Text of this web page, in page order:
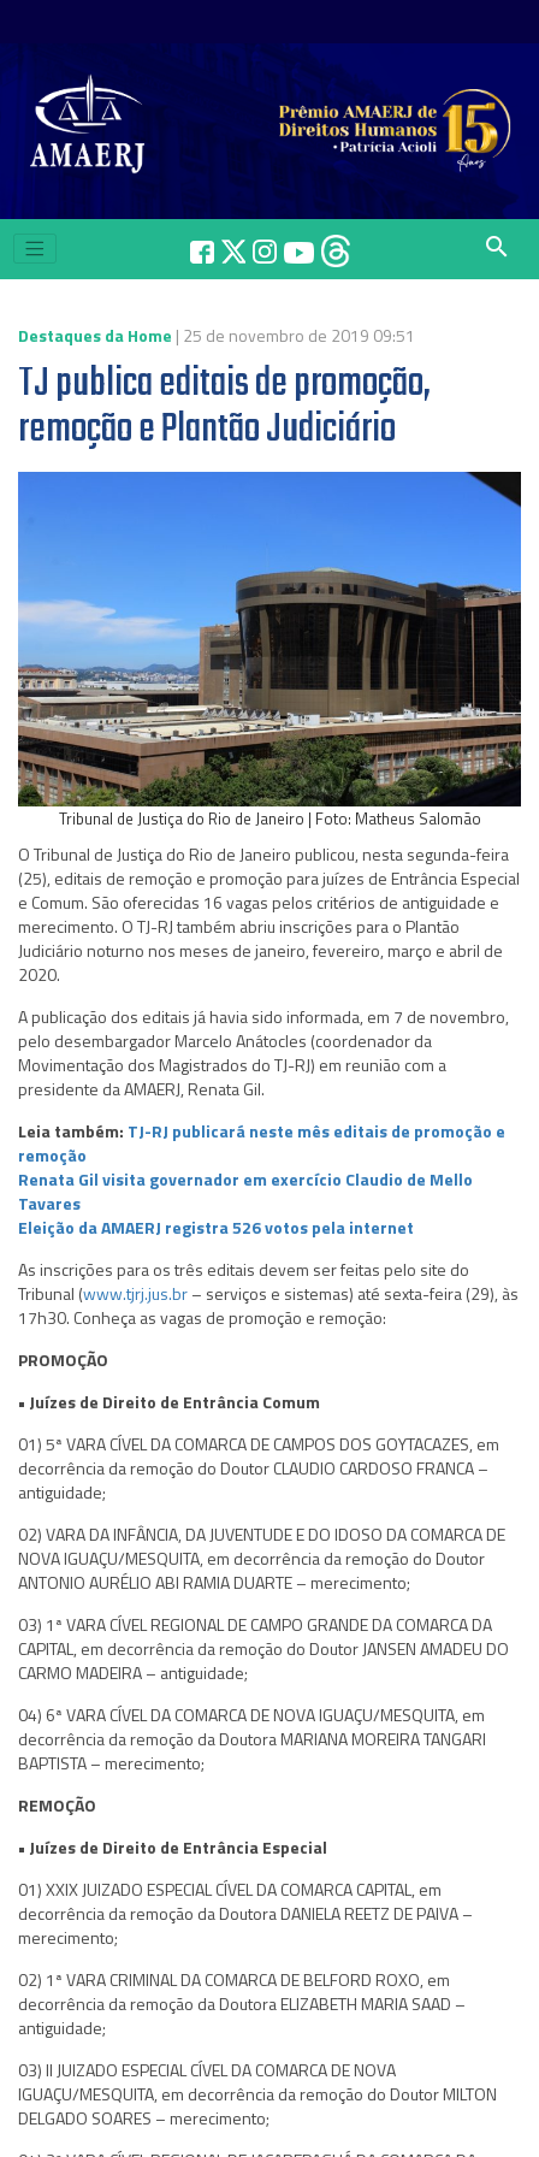
search
Destaques da Home | 25 de novembro de 2019 09:51
TJ publica editais de promoção,
remoção e Plantão Judiciário
Tribunal de Justiça do Rio de Janeiro | Foto: Matheus Salomão
O Tribunal de Justiça do Rio de Janeiro publicou, nesta segunda-feira
(25), editais de remoção e promoção para juízes de Entrância Especial
e Comum. São oferecidas 16 vagas pelos critérios de antiguidade e
merecimento. O TJ-RJ também abriu inscrições para o Plantão
Judiciário noturno nos meses de janeiro, fevereiro, março e abril de
2020.
A publicação dos editais já havia sido informada, em 7 de novembro,
pelo desembargador Marcelo Anátocles (coordenador da
Movimentação dos Magistrados do TJ-RJ) em reunião com a
presidente da AMAERJ, Renata Gil.
Leia também: TJ-RJ publicará neste mês editais de promoção e
remoção
Renata Gil visita governador em exercício Claudio de Mello
Tavares
Eleição da AMAERJ registra 526 votos pela internet
As inscrições para os três editais devem ser feitas pelo site do
Tribunal (www.tjrj.jus.br– serviços e sistemas) até sexta-feira (29), às
17h30. Conheça as vagas de promoção e remoção:
PROMOÇÃO
• Juízes de Direito de Entrância Comum
01) 5ª VARA CÍVEL DA COMARCA DE CAMPOS DOS GOYTACAZES, em
decorrência da remoção do Doutor CLAUDIO CARDOSO FRANCA –
antiguidade;
02) VARA DA INFÂNCIA, DA JUVENTUDE E DO IDOSO DA COMARCA DE
NOVA IGUAÇU/MESQUITA, em decorrência da remoção do Doutor
ANTONIO AURÉLIO ABI RAMIA DUARTE – merecimento;
03) 1ª VARA CÍVEL REGIONAL DE CAMPO GRANDE DA COMARCA DA
CAPITAL, em decorrência da remoção do Doutor JANSEN AMADEU DO
CARMO MADEIRA – antiguidade;
04) 6ª VARA CÍVEL DA COMARCA DE NOVA IGUAÇU/MESQUITA, em
decorrência da remoção da Doutora MARIANA MOREIRA TANGARI
BAPTISTA – merecimento;
REMOÇÃO
• Juízes de Direito de Entrância Especial
01) XXIX JUIZADO ESPECIAL CÍVEL DA COMARCA CAPITAL, em
decorrência da remoção da Doutora DANIELA REETZ DE PAIVA –
merecimento;
02) 1ª VARA CRIMINAL DA COMARCA DE BELFORD ROXO, em
decorrência da remoção da Doutora ELIZABETH MARIA SAAD –
antiguidade;
03) II JUIZADO ESPECIAL CÍVEL DA COMARCA DE NOVA
IGUAÇU/MESQUITA, em decorrência da remoção do Doutor MILTON
DELGADO SOARES – merecimento;